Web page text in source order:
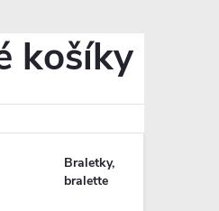
košíky
Braletky,
bralette